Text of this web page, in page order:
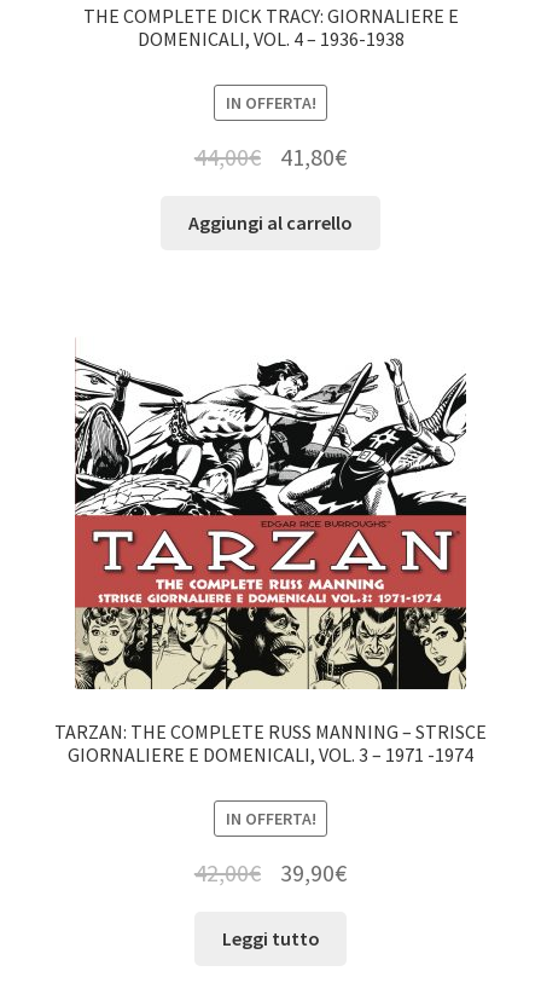
THE COMPLETE DICK TRACY: GIORNALIERE E
DOMENICALI, VOL. 4 – 1936-1938
IN OFFERTA!
44,00€ 41,80€
Aggiungi al carrello
TARZAN: THE COMPLETE RUSS MANNING – STRISCE
GIORNALIERE E DOMENICALI, VOL. 3 – 1971 -1974
IN OFFERTA!
42,00€ 39,90€
Leggi tutto